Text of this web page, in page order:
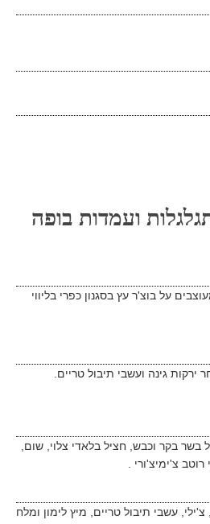
ועמדות בופה
על בוצ'ר עץ בסגנון כפרי בליווי
גינה ועשבי תיבול טריים.
בקר וכבש, חציל בלאדי צלוי, שום,
צ'ימיצ'ורי .
צ'ילי, עשבי תיבול טריים, מיץ לימון ומלח